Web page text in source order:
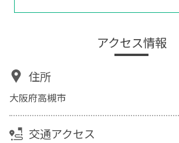
アクセス情報
住所
大阪府高槻市
交通アクセス